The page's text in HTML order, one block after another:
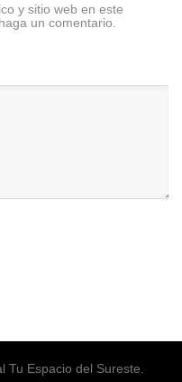
y sitio web en este
un comentario.
Espacio del Sureste.